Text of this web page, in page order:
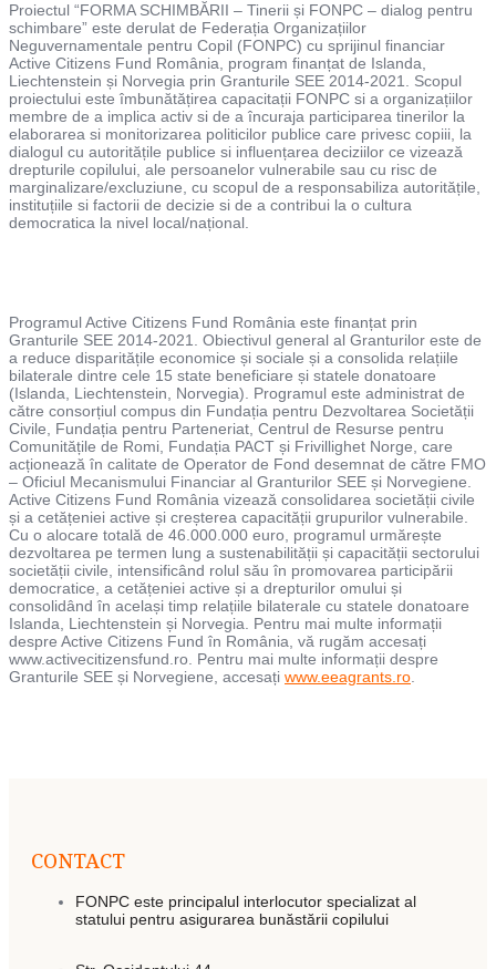
Proiectul “FORMA SCHIMBĂRII – Tinerii și FONPC – dialog pentru
schimbare” este derulat de Federația Organizațiilor
Neguvernamentale pentru Copil (FONPC) cu sprijinul financiar
Active Citizens Fund România, program finanțat de Islanda,
Liechtenstein și Norvegia prin Granturile SEE 2014-2021. Scopul
proiectului este îmbunătățirea capacitații FONPC si a organizațiilor
membre de a implica activ si de a încuraja participarea tinerilor la
elaborarea si monitorizarea politicilor publice care privesc copiii, la
dialogul cu autoritățile publice si influențarea deciziilor ce vizează
drepturile copilului, ale persoanelor vulnerabile sau cu risc de
marginalizare/excluziune, cu scopul de a responsabiliza autoritățile,
instituțiile si factorii de decizie si de a contribui la o cultura
democratica la nivel local/național.
Programul Active Citizens Fund România este finanțat prin
Granturile SEE 2014-2021. Obiectivul general al Granturilor este de
a reduce disparitățile economice și sociale și a consolida relațiile
bilaterale dintre cele 15 state beneficiare și statele donatoare
(Islanda, Liechtenstein, Norvegia). Programul este administrat de
către consorțiul compus din Fundația pentru Dezvoltarea Societății
Civile, Fundația pentru Parteneriat, Centrul de Resurse pentru
Comunitățile de Romi, Fundația PACT și Frivillighet Norge, care
acționează în calitate de Operator de Fond desemnat de către FMO
– Oficiul Mecanismului Financiar al Granturilor SEE și Norvegiene.
Active Citizens Fund România vizează consolidarea societății civile
și a cetățeniei active și creșterea capacității grupurilor vulnerabile.
Cu o alocare totală de 46.000.000 euro, programul urmărește
dezvoltarea pe termen lung a sustenabilității și capacității sectorului
societății civile, intensificând rolul său în promovarea participării
democratice, a cetățeniei active și a drepturilor omului și
consolidând în același timp relațiile bilaterale cu statele donatoare
Islanda, Liechtenstein și Norvegia. Pentru mai multe informații
despre Active Citizens Fund în România, vă rugăm accesați
www.activecitizensfund.ro. Pentru mai multe informații despre
Granturile SEE și Norvegiene, accesați www.eeagrants.ro
CONTACT
FONPC este principalul interlocutor specializat al
statului pentru asigurarea bunăstării copilului